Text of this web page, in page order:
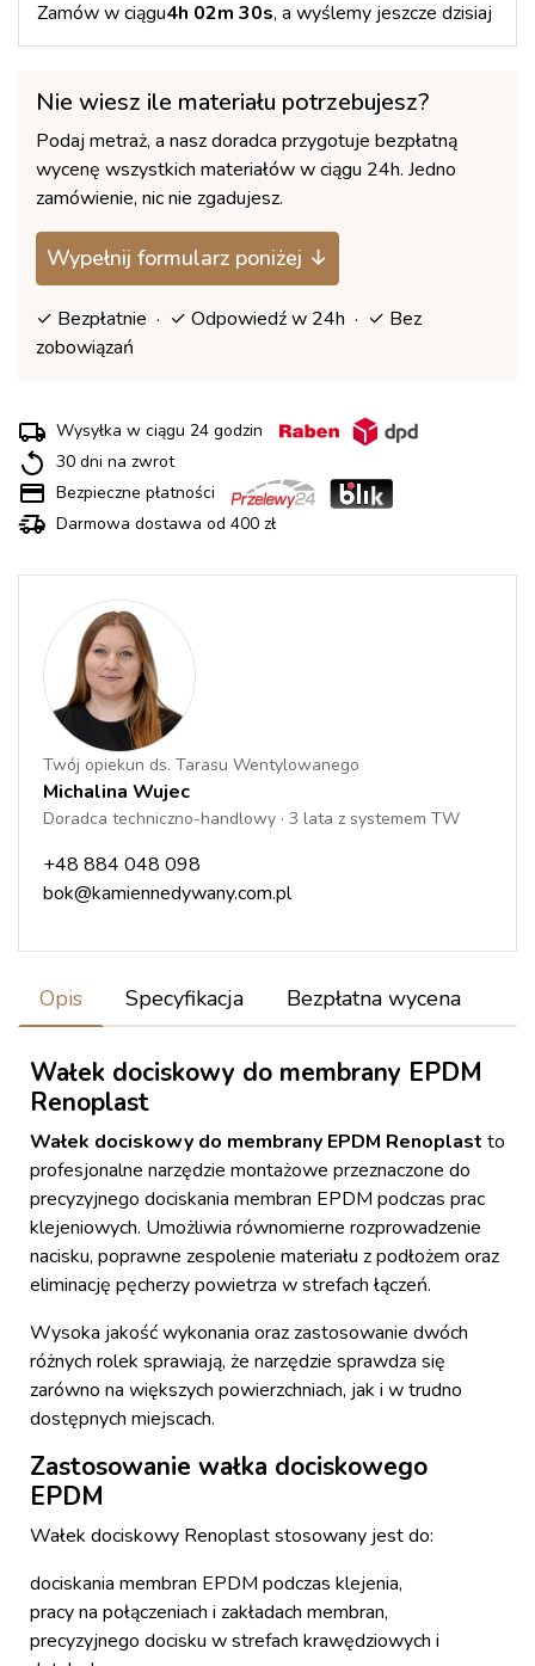
Zamów w ciągu4h 02m 30s, a wyślemy jeszcze dzisiaj
Nie wiesz ile materiału potrzebujesz?
Podaj metraż, a nasz doradca przygotuje bezpłatną
wycenę wszystkich materiałów w ciągu 24h. Jedno
zamówienie, nic nie zgadujesz.
Wypełnij formularz poniżej ↓
✓ Bezpłatnie · ✓ Odpowiedź w 24h · ✓ Bez
zobowiązań
Wysyłka w ciągu 24 godzin
30 dni na zwrot
Bezpieczne płatności
Darmowa dostawa od 400 zł
Twój opiekun ds. Tarasu Wentylowanego
Michalina Wujec
Doradca techniczno-handlowy · 3 lata z systemem TW
+48 884 048 098
bok@kamiennedywany.com.pl
Opis Specyfikacja Bezpłatna wycena
Wałek dociskowy do membrany EPDM
Renoplast
Wałek dociskowy do membrany EPDM Renoplast to
profesjonalne narzędzie montażowe przeznaczone do
precyzyjnego dociskania membran EPDM podczas prac
klejeniowych. Umożliwia równomierne rozprowadzenie
nacisku, poprawne zespolenie materiału z podłożem oraz
eliminację pęcherzy powietrza w strefach łączeń.
Wysoka jakość wykonania oraz zastosowanie dwóch
różnych rolek sprawiają, że narzędzie sprawdza się
zarówno na większych powierzchniach, jak i w trudno
dostępnych miejscach.
Zastosowanie wałka dociskowego
EPDM
Wałek dociskowy Renoplast stosowany jest do:
dociskania membran EPDM podczas klejenia,
pracy na połączeniach i zakładach membran,
precyzyjnego docisku w strefach krawędziowych i